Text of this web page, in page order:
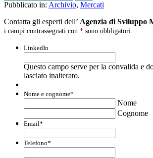
Pubblicato in: Archivio, Mercati
Contatta gli esperti dell’ Agenzia di Sviluppo
i campi contrassegnati con * sono obbligatori.
LinkedIn
Questo campo serve per la convalida e
lasciato inalterato.
Nome e cognome*
Nome
Cognome
Email*
Telefono*